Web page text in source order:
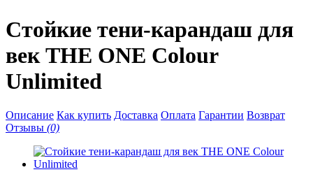
Стойкие тени-карандаш для
век THE ONE Colour
Unlimited
Описание Как купить Доставка Оплата Гарантии Возврат
Отзывы (0)